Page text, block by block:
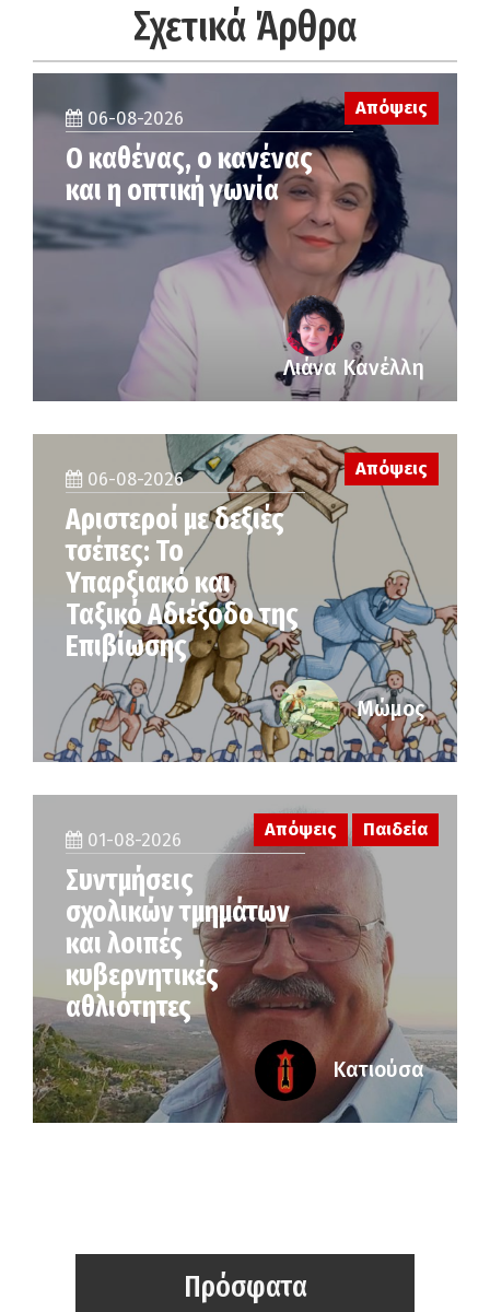
Σχετικά Άρθρα
Απόψεις
06-08-2026
Ο καθένας, ο κανένας
και η οπτική γωνία
Λιάνα Κανέλλη
06-08-2026
Αριστεροί με δεξιές
τσέπες: Το
Υπαρξιακό και
Ταξικό Αδιέξοδο της
Επιβίωσης
Απόψεις
Μώμος
01-08-2026
Συντμήσεις
σχολικών τμημάτων
και λοιπές
κυβερνητικές
αθλιότητες
Απόψεις Παιδεία
Κατιούσα
Πρόσφατα